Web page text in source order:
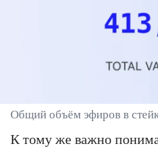
Общий объём эфиров в
К тому же важно